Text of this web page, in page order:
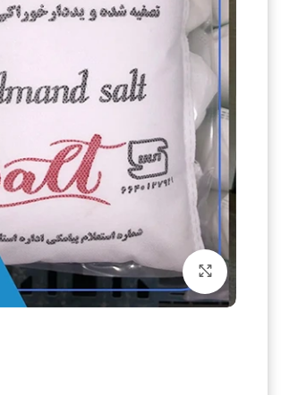
بزرگنمایی تصویر